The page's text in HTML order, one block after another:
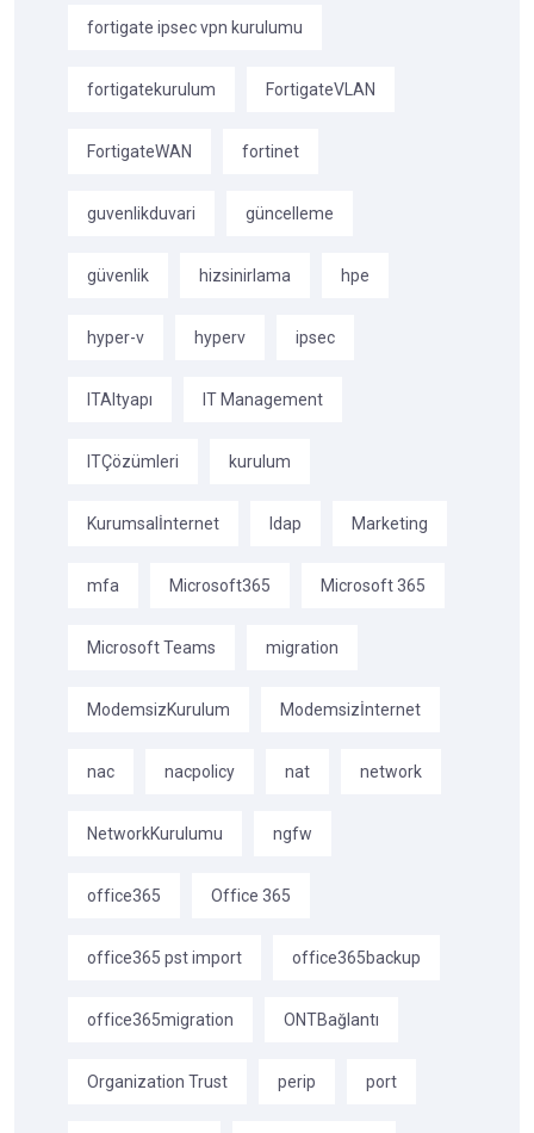
fortigate ipsec vpn kurulumu
fortigatekurulum FortigateVLAN
FortigateWAN fortinet
guvenlikduvari güncelleme
güvenlik hizsinirlama hpe
hyper-v hyperv ipsec
ITAltyapı IT Management
ITÇözümleri kurulum
Kurumsalİnternet ldap Marketing
mfa Microsoft365 Microsoft 365
Microsoft Teams migration
ModemsizKurulum Modemsizİnternet
nac nacpolicy nat network
NetworkKurulumu ngfw
office365 Office 365
office365 pst import office365backup
office365migration ONTBağlantı
Organization Trust perip port